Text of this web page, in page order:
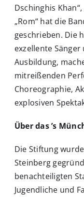
Dschinghis
„Rom“ hat die
geschrieben. Die
exzellente
Ausbildung,
mitreißenden
Choreographie,
explosiven
Über das ’s
Die Stiftung
Steinberg
benachteiligten
Jugendliche und